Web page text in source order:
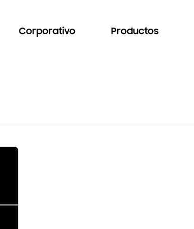
Corporativo Productos